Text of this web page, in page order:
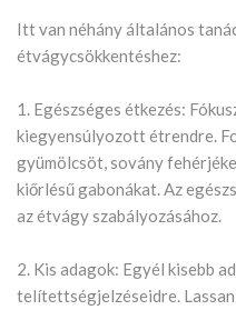
Itt van néhány általános
étvágycsökkentéshez:
1. Egészséges étkezés:
kiegyensúlyozott étrendre.
gyümölcsöt, sovány
kiőrlésű gabonákat. Az
az étvágy szabályozásához.
2. Kis adagok: Egyél kisebb
telítettségjelzéseidre.